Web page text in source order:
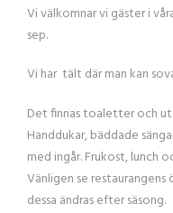
Vi välkomnar vi gäster i
sep.
Vi har tält där man kan
Det finnas toaletter och
Handdukar, bäddade
med ingår. Frukost, lunch
Vänligen se
dessa ändras efter säsong.